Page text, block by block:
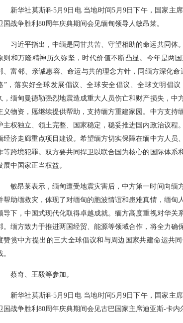
新华社莫斯科5月9日电 当地时间5月9日下午，国家主
国战争胜利80周年庆典期间会见缅甸领导人敏昂莱。
习近平指出，中缅是同甘共苦、守望相助的命运共同体
则和万隆精神历久弥坚，时代价值不断凸显。今年是两
、富邻、亲诚惠容、命运与共的理念方针，同缅方深化
”，落实好全球发展倡议、全球安全倡议、全球文明倡
，缅甸曼德勒强烈地震造成重大人员伤亡和财产损失，中
义物资，愿继续提供帮助，支持缅方重建家园。中方支持
主权独立、领土完整、国家稳定，稳妥推进国内政治议程
经济走廊重点项目建设。希望缅方切实保障在缅中方人员
等跨境犯罪。双方要共同捍卫以联合国为核心的国际体系
展中国家正当权益。
敏昂莱表示，缅甸遭受地震灾害后，中方第一时间向缅
帮助缅救灾，体现了对缅甸的胞波情谊和患难真情，缅甸
导下，中国式现代化取得卓越成就。缅方高度重视对华关
。缅方致力于推进两国经贸、能源等领域合作，将全力确
赞赏中方提出的三大全球倡议和与周边国家共建命运共
。
蔡奇、王毅等参加。
新华社莫斯科5月9日电 当地时间5月9日下午，国家主
国战争胜利80周年庆典期间会见古巴国家主席迪亚斯-卡内